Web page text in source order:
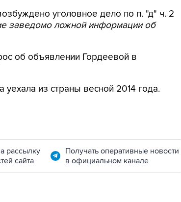
уголовное дело по п. "д" ч. 2
заведомо ложной информации об
об объявлении Гордеевой в
из страны весной 2014 года.
рассылку
сайта
Получать оперативные новости
в официальном канале